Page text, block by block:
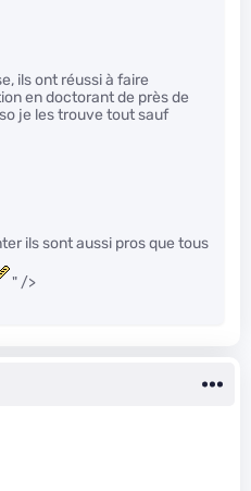
ils ont réussi à faire
en doctorant de près de
je les trouve tout sauf
ils sont aussi pros que tous
" />